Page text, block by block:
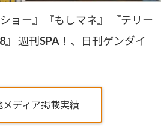
ョー』『もしマネ』 『テリー
』 週刊SPA！、日刊ゲンダイ
メディア掲載実績